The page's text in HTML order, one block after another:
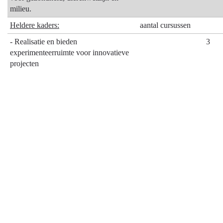
milieu.
Heldere kaders:
aantal cursussen
- Realisatie en bieden
experimenteerruimte voor innovatieve
projecten
3